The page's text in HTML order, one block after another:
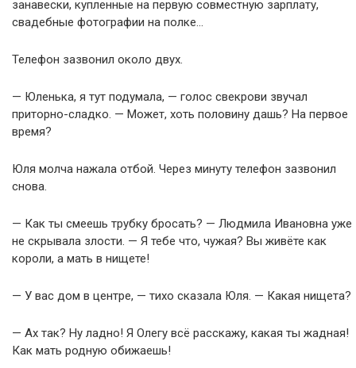
занавески, купленные на первую совместную зарплату,
свадебные фотографии на полке…
Телефон зазвонил около двух.
— Юленька, я тут подумала, — голос свекрови звучал
приторно-сладко. — Может, хоть половину дашь? На первое
время?
Юля молча нажала отбой. Через минуту телефон зазвонил
снова.
— Как ты смеешь трубку бросать? — Людмила Ивановна уже
не скрывала злости. — Я тебе что, чужая? Вы живёте как
короли, а мать в нищете!
— У вас дом в центре, — тихо сказала Юля. — Какая нищета?
— Ах так? Ну ладно! Я Олегу всё расскажу, какая ты жадная!
Как мать родную обижаешь!